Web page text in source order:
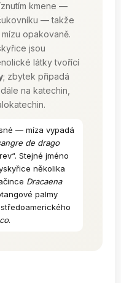
kmene —
— takže
opakovaně.
jsou
látky tvořící
; zbytek připadá
na katechin,
— míza vypadá
de drago
Stejné jméno
několika
Dracaena
palmy
.